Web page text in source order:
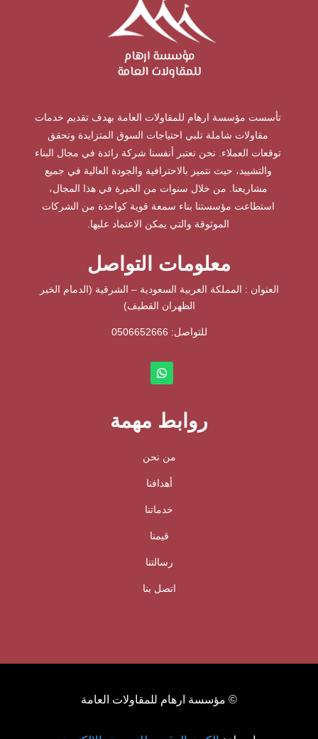
تأسست مؤسسة ارهام للمقاولات العامة بهدف تقديم خدمات
مقاولات شاملة تلبي احتياجات السوق المتزايدة وتحقق
توقعات العملاء. نحن نعتبر أنفسنا شركة رائدة في مجال البناء
والتشييد، حيث نتميز بالاحترافية والجودة العالية في جميع
مشاريعنا. من خلال سنوات من الخبرة في هذا المجال،
استطاعت مؤسستنا بناء سمعة قوية كواحدة من الشركات
الموثوقة والتي يمكن الاعتماد عليها.
معلومات التواصل
العنوان : المملكة العربية السعودية – الشرقية (الدمام الخبر
الظهران القطيف)
للتواصل: ⁦ 0506652666
روابط مهمة
من نحن
أهدافنا
خدماتنا
قيمنا
رسالتنا
اتصل بنا
© مؤسسة ارهام للمقاولات العامة